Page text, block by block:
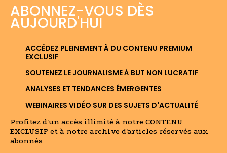
ABONNEZ-VOUS DÈS
AUJOURD'HUI
ACCÉDEZ PLEINEMENT À DU CONTENU PREMIUM
EXCLUSIF
SOUTENEZ LE JOURNALISME À BUT NON LUCRATIF
ANALYSES ET TENDANCES ÉMERGENTES
WEBINAIRES VIDÉO SUR DES SUJETS D'ACTUALITÉ
Profitez d'un accès illimité à notre CONTENU
EXCLUSIF et à notre archive d'articles réservés aux
abonnés